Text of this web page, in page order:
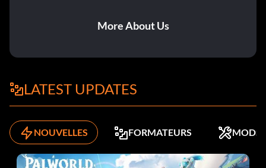
More About Us
LATEST UPDATES
NOUVELLES FORMATEURS MODS